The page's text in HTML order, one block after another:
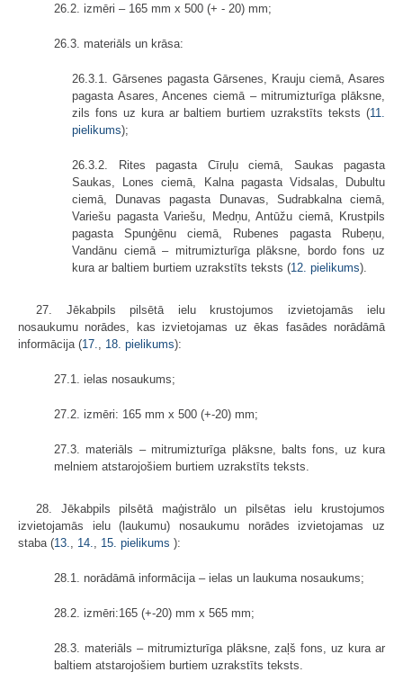
26.2. izmēri – 165 mm x 500 (+ - 20) mm;
26.3. materiāls un krāsa:
26.3.1. Gārsenes pagasta Gārsenes, Krauju ciemā, Asares
pagasta Asares, Ancenes ciemā – mitrumizturīga plāksne,
zils fons uz kura ar baltiem burtiem uzrakstīts teksts (11.
pielikums);
26.3.2. Rites pagasta Cīruļu ciemā, Saukas pagasta
Saukas, Lones ciemā, Kalna pagasta Vidsalas, Dubultu
ciemā, Dunavas pagasta Dunavas, Sudrabkalna ciemā,
Variešu pagasta Variešu, Medņu, Antūžu ciemā, Krustpils
pagasta Spunģēnu ciemā, Rubenes pagasta Rubeņu,
Vandānu ciemā – mitrumizturīga plāksne, bordo fons uz
kura ar baltiem burtiem uzrakstīts teksts (12. pielikums).
27. Jēkabpils pilsētā ielu krustojumos izvietojamās ielu
nosaukumu norādes, kas izvietojamas uz ēkas fasādes norādāmā
informācija (17. 18. pielikums):
27.1. ielas nosaukums;
27.2. izmēri: 165 mm x 500 (+-20) mm;
27.3. materiāls – mitrumizturīga plāksne, balts fons, uz kura
melniem atstarojošiem burtiem uzrakstīts teksts.
28. Jēkabpils pilsētā maģistrālo un pilsētas ielu krustojumos
izvietojamās ielu (laukumu) nosaukumu norādes izvietojamas uz
staba (13. 14. 15. pielikums ):
28.1. norādāmā informācija – ielas un laukuma nosaukums;
28.2. izmēri:165 (+-20) mm x 565 mm;
28.3. materiāls – mitrumizturīga plāksne, zaļš fons, uz kura ar
baltiem atstarojošiem burtiem uzrakstīts teksts.